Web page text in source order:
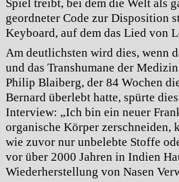
Spiel treibt, bei dem die Welt als
geordneter Code zur Disposition
Keyboard, auf dem das Lied von
Am deutlichsten wird dies, wenn
und das Transhumane der
Philip Blaiberg, der 84 Wochen
Bernard überlebt hatte, spürte
Interview: „Ich bin ein neuer
organische Körper zerschneiden,
wie zuvor nur unbelebte Stoffe
vor über 2000 Jahren in Indien
Wiederherstellung von Nasen